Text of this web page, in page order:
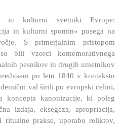
in kulturni svetniki Evrope:
in kulturni spomin« posega na
S primerjalnim pristopom
bili vzorci komemorativnega
pesnikov in drugih umetnikov
po letu 1840 v kontekstu
val širili po evropski celini,
koncepta kanonizacije, ki poleg
izdaja, eksegeza, apropriacija,
ritualne prakse, uporabo reliktov,